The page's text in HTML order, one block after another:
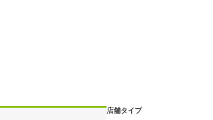
店舗タイプ